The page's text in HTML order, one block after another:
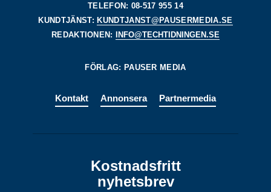
TELEFON: 08-517 955 14
KUNDTJÄNST:KUNDTJANST@PAUSERMEDIA.SE
REDAKTIONEN:INFO@TECHTIDNINGEN.SE
FÖRLAG: PAUSER MEDIA
Kontakt Annonsera Partnermedia
Kostnadsfritt
nyhetsbrev